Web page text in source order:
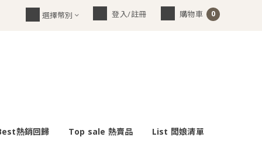
選擇幣別 登入/註冊 購物車 0
熱銷回歸 Top sale 熱賣品 List 闆娘清單